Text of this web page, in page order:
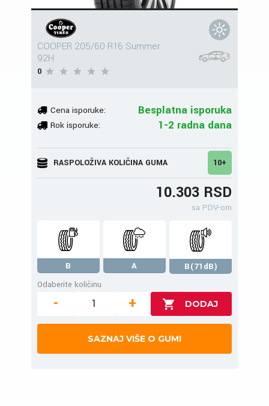
COOPER 205/60 R16 Summer
92H
0
Cena isporuke: Besplatna isporuka
Rok isporuke: 1-2 radna dana
RASPOLOŽIVA KOLIČINA GUMA 10+
10.303 RSD
sa PDV-om
B A
B(71dB)
Odaberite količinu
- +
SAZNAJ VIŠE O GUMI